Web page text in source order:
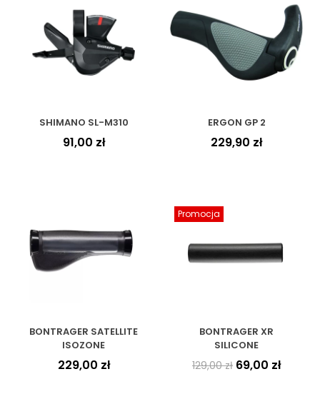
SHIMANO SL-M310
91,00 zł
ERGON GP 2
229,90 zł
BONTRAGER SATELLITE
ISOZONE
229,00 zł
Promocja
BONTRAGER XR
SILICONE
129,00zł 69,00 zł